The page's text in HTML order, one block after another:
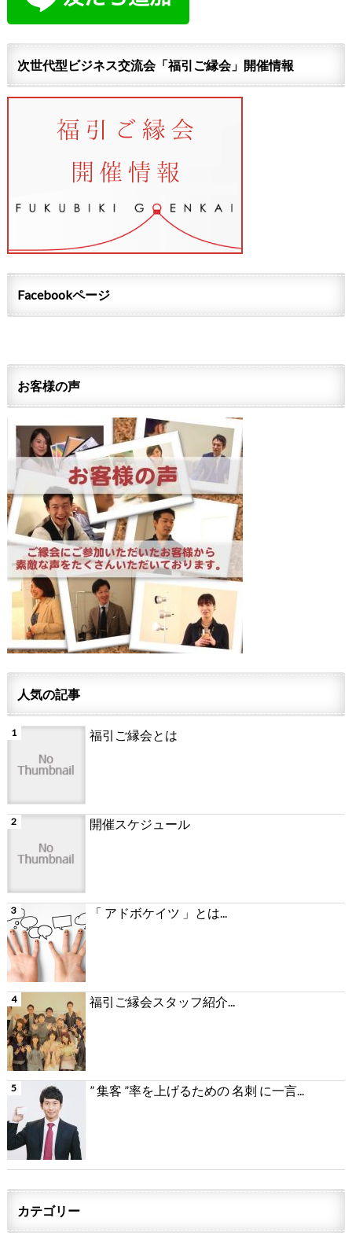
次世代型ビジネス交流会「福引ご縁会」開催情報
Facebookページ
お客様の声
人気の記事
福引ご縁会とは
開催スケジュール
「 アドボケイツ 」とは...
福引ご縁会スタッフ紹介...
” 集客 ”率を上げるための 名刺 に一言...
カテゴリー